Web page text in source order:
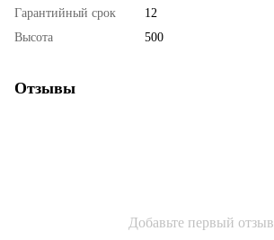
Гарантийный срок
12
Высота
500
Отзывы
Добавьте первый отзыв